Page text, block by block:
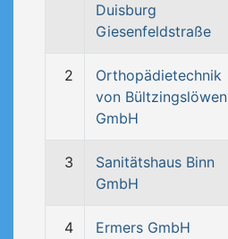
Duisburg
Giesenfeldstraße
2
Orthopädietechnik
von Bültzingslöwen
GmbH
3
Sanitätshaus Binn
GmbH
4
Ermers GmbH